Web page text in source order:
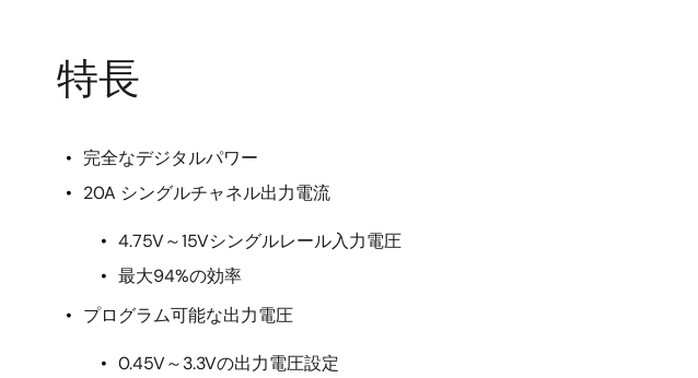
特長
完全なデジタルパワー
20A シングルチャネル出力電流
4.75V～15Vシングルレール入力電圧
最大94%の効率
プログラム可能な出力電圧
0.45V～3.3Vの出力電圧設定